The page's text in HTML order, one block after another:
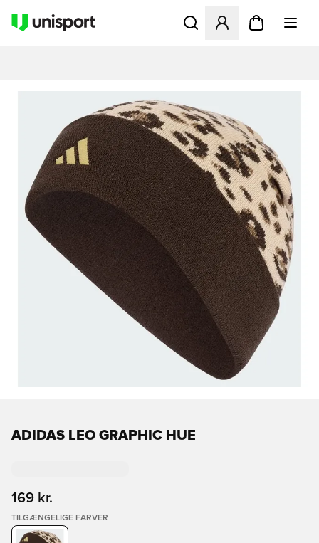
Åbner en Modal til at
ADIDAS LEO GRAPHIC HUE
169 kr.
TILGÆNGELIGE FARVER